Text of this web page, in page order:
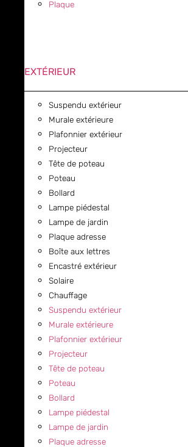
Plaque
EXTÉRIEUR
Suspendu extérieur
Murale extérieure
Plafonnier extérieur
Projecteur
Tête de poteau
Poteau
Bollard
Lampe piédestal
Lampe de jardin
Plaque adresse
Boîte aux lettres
Encastré extérieur
Solaire
Chauffage
Suspendu extérieur
Murale extérieure
Plafonnier extérieur
Projecteur
Tête de poteau
Poteau
Bollard
Lampe piédestal
Lampe de jardin
Plaque adresse